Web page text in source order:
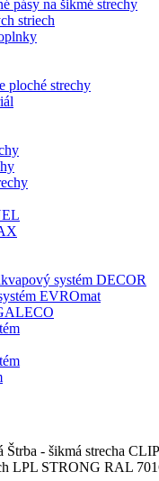
pásy na šikmé strechy
striech
ploché strechy
systém DECOR
EVROmat